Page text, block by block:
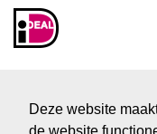
Deze website
Sluiskolk 3
7681 KC Vroomshoop